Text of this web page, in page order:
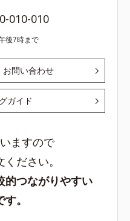
010-010
後7時まで
お問い合わせ
ガイド
ますので
ださい。
的つながりやすい
。